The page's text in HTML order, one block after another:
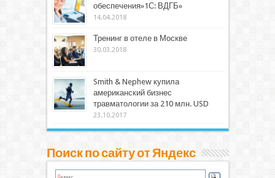
обеспечения»1С: ВДГБ»
14.04.2018
Тренинг в отеле в Москве
30.03.2018
Smith & Nephew купила
американский бизнес
травматологии за 210 млн. USD
23.10.2017
Поиск по сайту от Яндекс